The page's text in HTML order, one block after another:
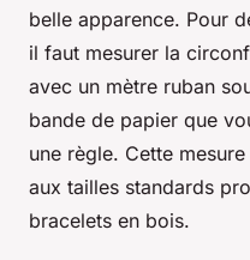
belle apparence. Pour
il faut mesurer la
avec un mètre ruban
bande de papier que
une règle. Cette
aux tailles standards
bracelets en bois.